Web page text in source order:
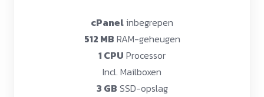
cPanelinbegrepen
512 MB RAM-geheugen
1 CPU Processor
Incl. Mailboxen
3 GB SSD-opslag